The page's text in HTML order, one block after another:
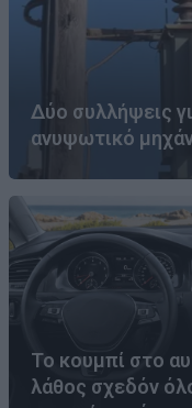
Δύο συλλήψεις
ανυψωτικό
Το κουμπί στο
λάθος σχεδόν